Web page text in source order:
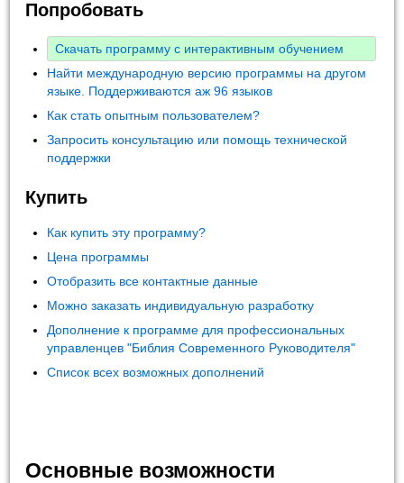
Попробовать
Скачать программу с интерактивным обучением
Найти международную версию программы на другом
языке. Поддерживаются аж 96 языков
Как стать опытным пользователем?
Запросить консультацию или помощь технической
поддержки
Купить
Как купить эту программу?
Цена программы
Отобразить все контактные данные
Можно заказать индивидуальную разработку
Дополнение к программе для профессиональных
управленцев "Библия Современного Руководителя"
Список всех возможных дополнений
Основные возможности